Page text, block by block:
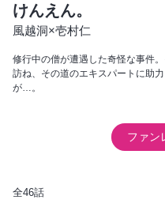
けんえん。
風越洞×壱村仁
修行中の僧が遭遇した奇怪な事件
訪ね、その道のエキスパートに助
が…。
ファン
全46話